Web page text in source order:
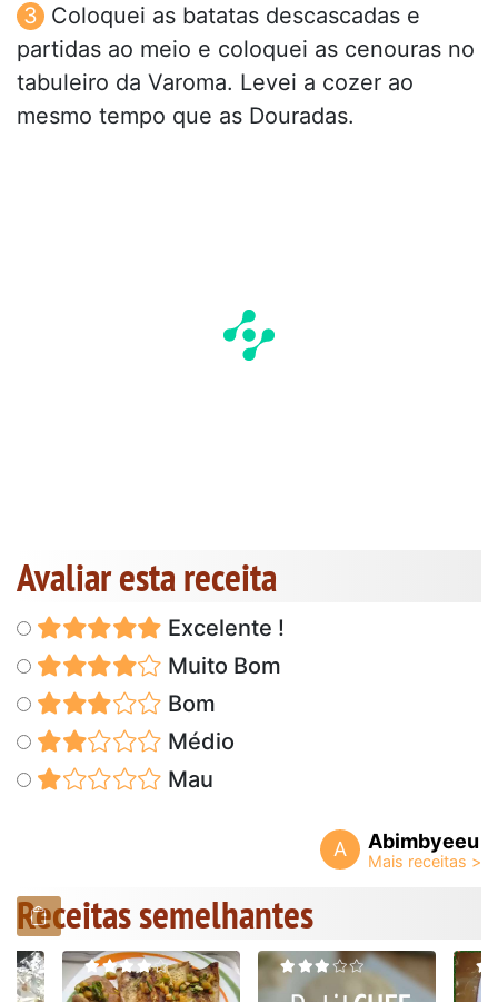
Coloquei as batatas descascadas e
partidas ao meio e coloquei as cenouras no
tabuleiro da Varoma. Levei a cozer ao
mesmo tempo que as Douradas.
Avaliar esta receita
Excelente !
Muito Bom
Bom
Médio
Mau
A Abimbyeeu
Receitas semelhantes